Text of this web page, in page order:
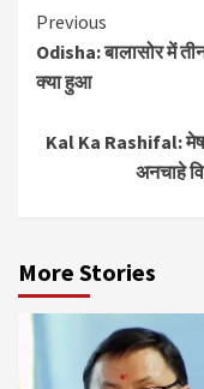
Continue
Reading
Previous
Odisha: बालासोर में
क्या हुआ
Kal Ka Rashifal:
अनचाहे
More Stories